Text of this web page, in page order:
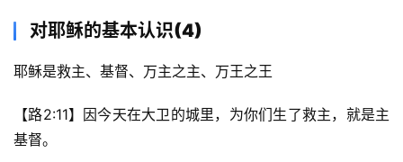
对耶稣的基本认识(4)
耶稣是救主、基督、万主之主、万王之王
【路2:11】因今天在大卫的城里，为你们生了救主，就是主
基督。